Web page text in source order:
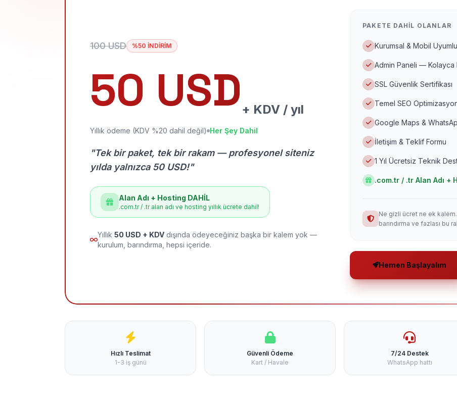
100 USD %50 İNDİRİM
50 USD + KDV / yıl
Yıllık ödeme (KDV %20 dahil değil) Her Şey Dahil
"Tek bir paket, tek bir rakam — profesyonel siteniz
yılda yalnızca 50 USD!"
Alan Adı + Hosting DAHİL
.com.tr / .tr alan adı ve hosting yıllık ücrete dahil!
Yıllık 50 USD + KDV dışında ödeyeceğiniz başka bir kalem yok —
kurulum, barındırma, hepsi içeride.
PAKETE DAHIL OLANLAR
Kurumsal & Mobil
Admin Paneli — Kolayca
SSL Güvenlik Sertifikası
Temel SEO
Google Maps &
İletişim & Teklif Formu
1 Yıl Ücretsiz Teknik
.com.tr / .tr Alan Adı +
Ne gizli ücret ne ek kalem.
barındırma ve fazlası bu
Hemen Başlayalım
Hızlı Teslimat
1-3 iş günü
Güvenli Ödeme
Kart / Havale
7/24 Destek
WhatsApp hattı